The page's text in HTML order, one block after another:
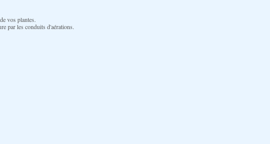
vos plantes.
par les conduits d'aérations.